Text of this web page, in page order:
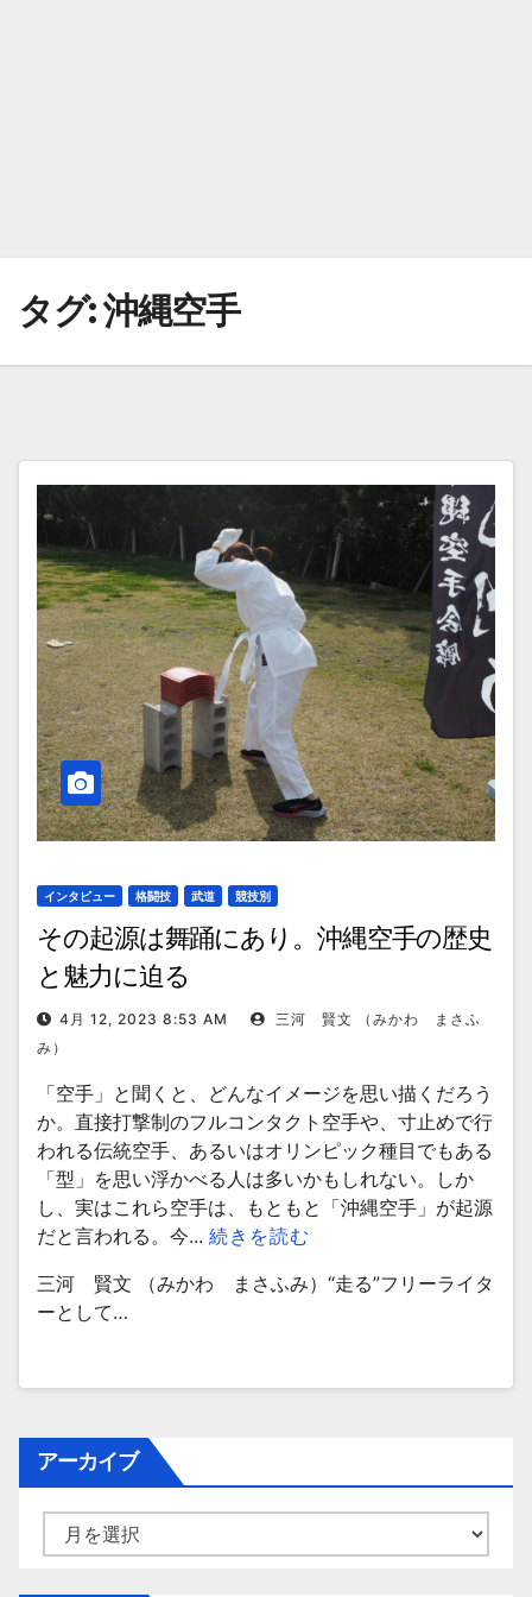
タグ:沖縄空手
インタビュー 格闘技 武道 競技別
その起源は舞踊にあり。沖縄空手の歴史
と魅力に迫る
4月 12, 2023 8:53 AM
三河 賢文 （みかわ まさふ
み）
「空手」と聞くと、どんなイメージを思い描くだろう
か。直接打撃制のフルコンタクト空手や、寸止めで行
われる伝統空手、あるいはオリンピック種目でもある
「型」を思い浮かべる人は多いかもしれない。しか
し、実はこれら空手は、もともと「沖縄空手」が起源
だと言われる。今... 続きを読む
三河 賢文 （みかわ まさふみ）“走る”フリーライタ
ーとして…
アーカイブ
ー